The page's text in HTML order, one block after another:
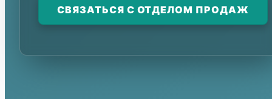
СВЯЗАТЬСЯ С ОТДЕЛОМ ПРОДАЖ